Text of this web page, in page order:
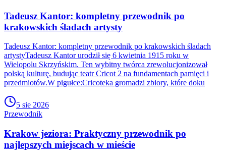
Tadeusz Kantor: kompletny przewodnik po
krakowskich śladach artysty
Tadeusz Kantor: kompletny przewodnik po krakowskich śladach
artystyTadeusz Kantor urodził się 6 kwietnia 1915 roku w
Wielopolu Skrzyńskim. Ten wybitny twórca zrewolucjonizował
polską kulturę, budując teatr Cricot 2 na fundamentach pamięci i
przedmiotów.W pigułce:Cricoteka gromadzi zbiory, które doku
5 sie 2026
Przewodnik
Krakow jeziora: Praktyczny przewodnik po
najlepszych miejscach w mieście